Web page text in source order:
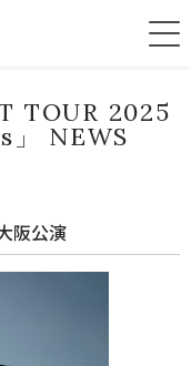
TOUR 2025
」 NEWS
阪公演